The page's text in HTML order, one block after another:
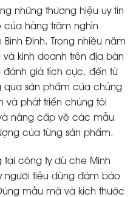
những thương hiệu uy tín
hàng trăm nghìn
Định. Trong nhiều năm
kinh doanh trên địa bàn
đánh giá tích cực, đến từ
qua sản phẩm của chúng
và phát triển chúng tôi
nâng cấp về các mẫu
của từng sản phẩm.
công ty dù che Minh
người tiêu dùng đảm bảo
mẫu mã và kích thước